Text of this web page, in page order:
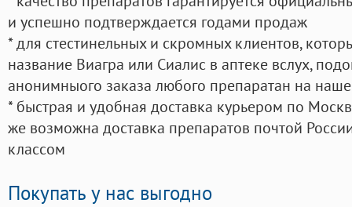
и успешно подтверждается годами продаж
* для стестинельных и скромных клиентов,
название Виагра или Сиалис в аптеке вслух,
анонимныого заказа любого препаратан на
* быстрая и удобная доставка курьером по
же возможна доставка препаратов почтой
классом
Покупать у нас выгодно